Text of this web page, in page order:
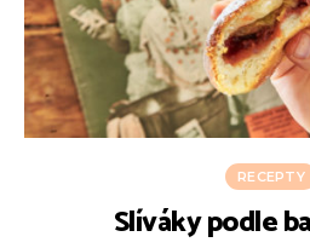
RECEPTY
Slíváky podle